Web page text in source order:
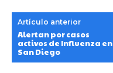
Artículo anterior
Alertan por casos
activos de Influenza en
San Diego